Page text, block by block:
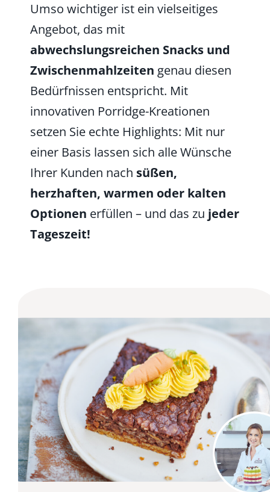
Umso wichtiger ist ein vielseitiges
Angebot, das mit
abwechslungsreichen Snacks und
Zwischenmahlzeiten genau diesen
Bedürfnissen entspricht. Mit
innovativen Porridge-Kreationen
setzen Sie echte Highlights: Mit nur
einer Basis lassen sich alle Wünsche
Ihrer Kunden nach süßen,
herzhaften, warmen oder kalten
Optionen erfüllen – und das zu jeder
Tageszeit!